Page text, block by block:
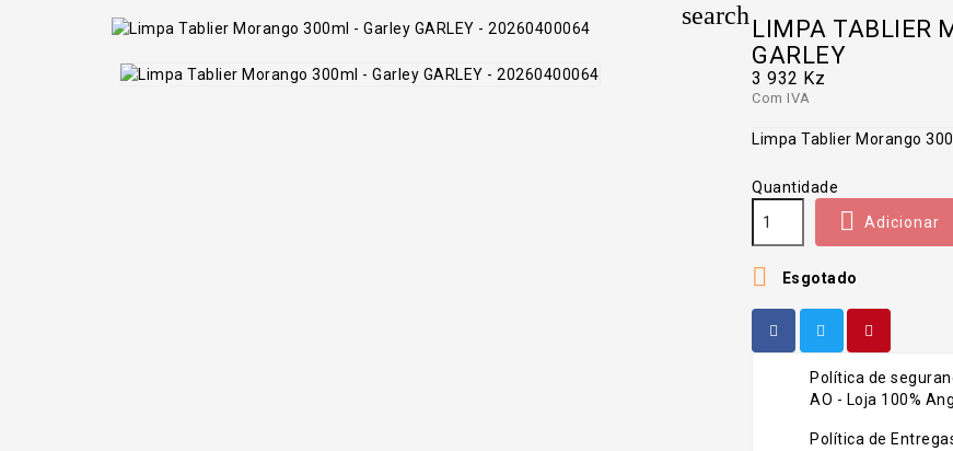
searchLIMPA TABLIER
GARLEY
3 932 Kz
Com IVA
Limpa Tablier Morango
Quantidade
 Adicionar
 Esgotado
Política de
AO - Loja 100%
Política de Entregas